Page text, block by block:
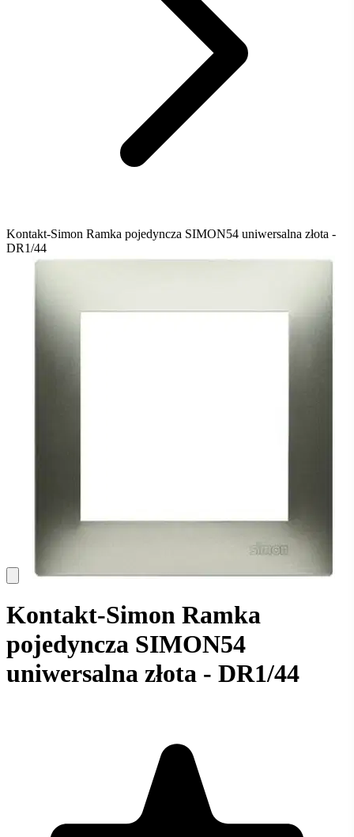
Kontakt-Simon Ramka pojedyncza SIMON54 uniwersalna złota -
DR1/44
Kontakt-Simon Ramka
pojedyncza SIMON54
uniwersalna złota - DR1/44